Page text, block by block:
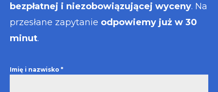
bezpłatnej i niezobowiązującej wyceny. Na
przesłane zapytanie odpowiemy już w 30
minut.
Imię i nazwisko *